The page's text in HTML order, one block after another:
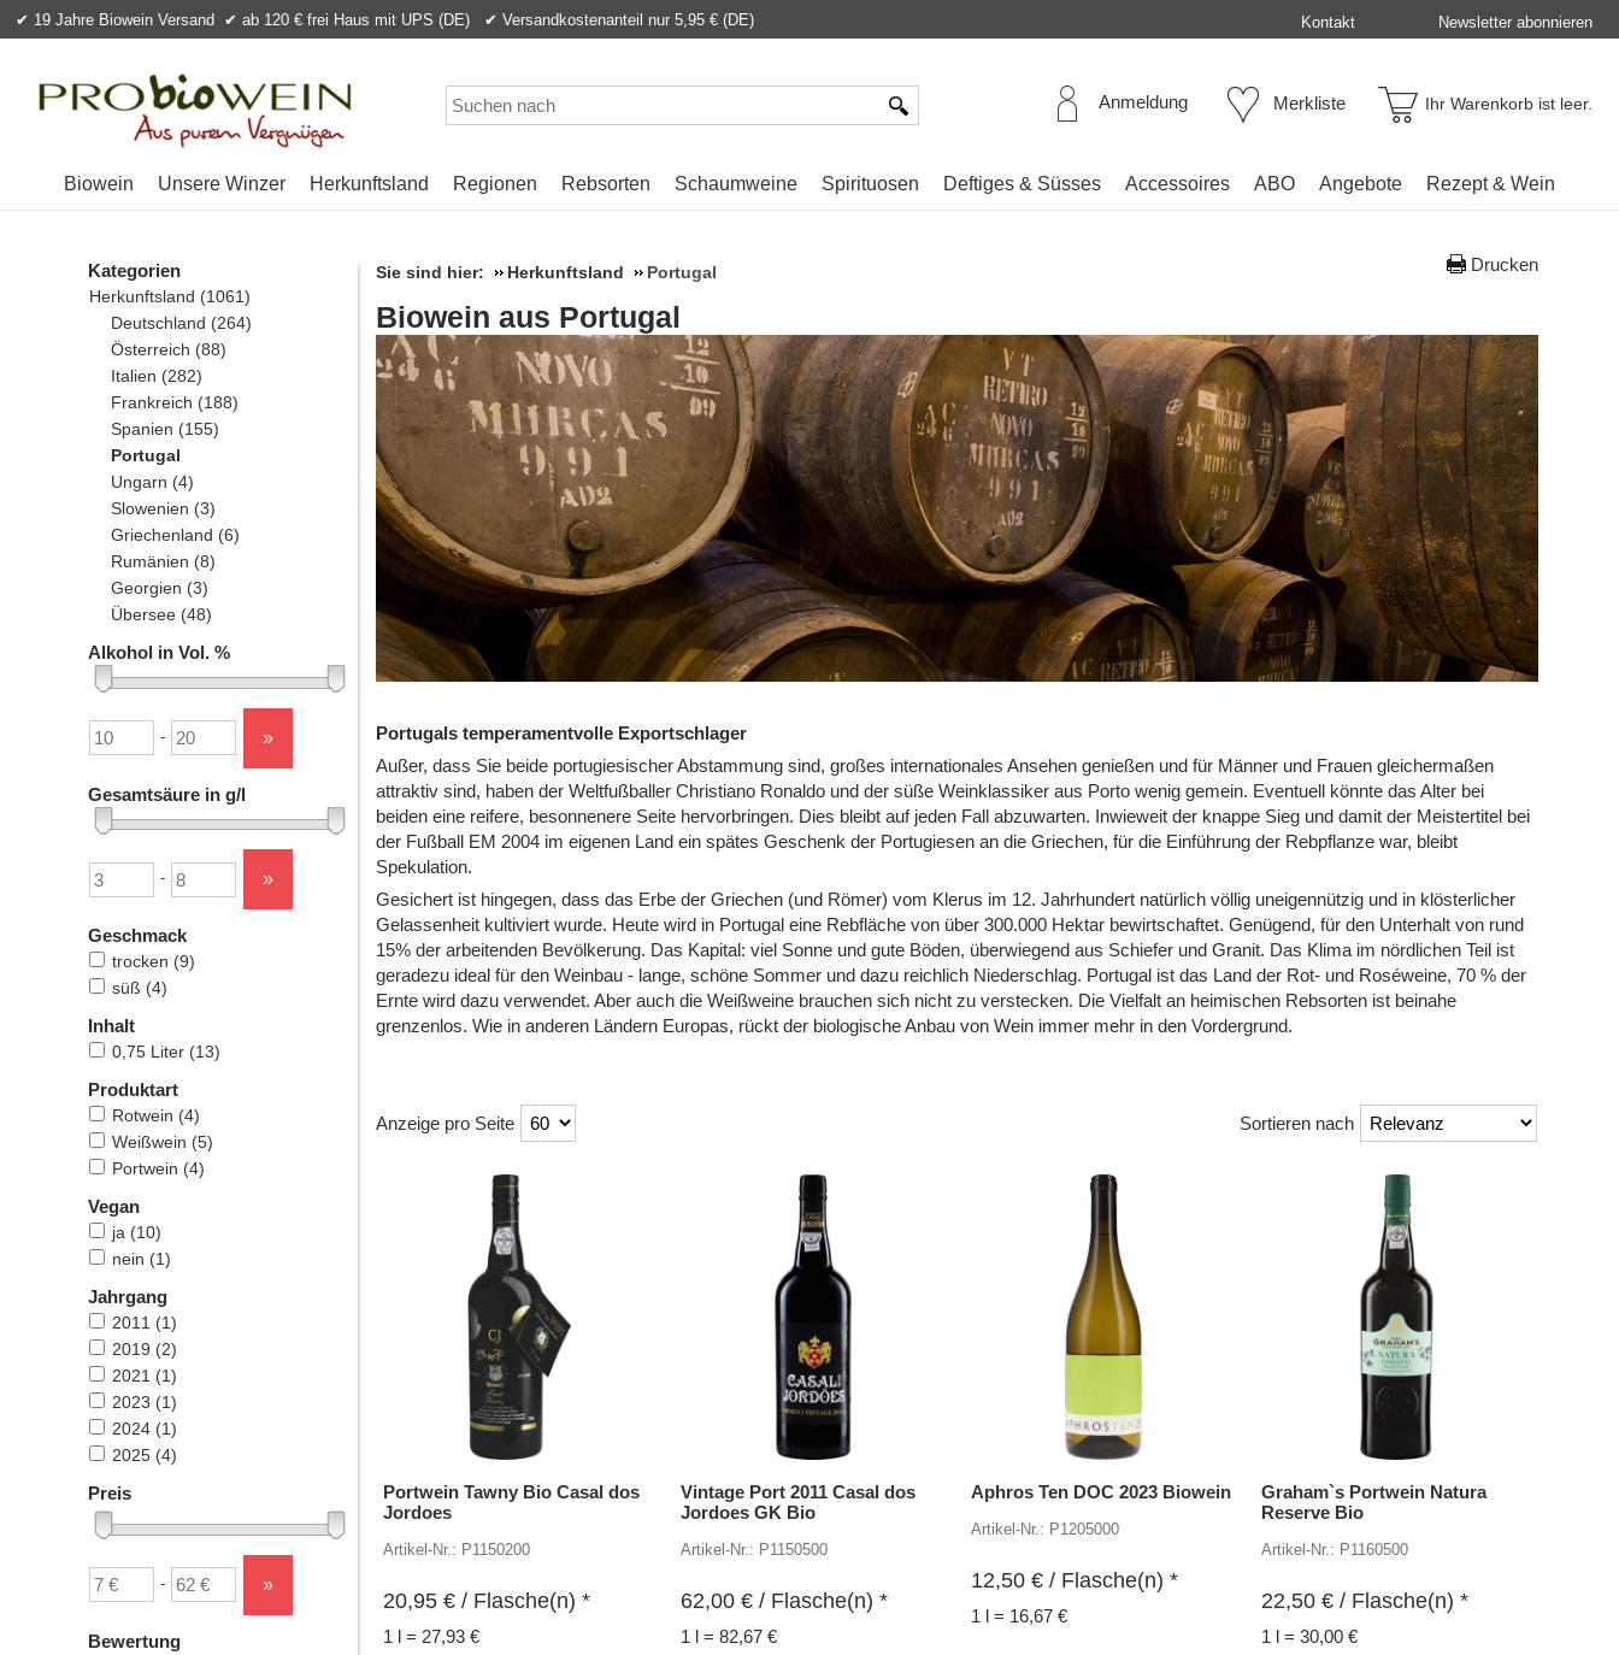
✔ 19 Jahre Biowein Versand ✔ ab 120 € frei Haus mit UPS (DE) ✔ Versandkostenanteil nur 5,95 € (DE) Kontakt Newsletter abonnieren
Anmeldung Merkliste Ihr Warenkorb ist leer.
Biowein Unsere Winzer Herkunftsland Regionen Rebsorten Schaumweine Spirituosen Deftiges & Süsses Accessoires ABO Angebote Rezept & Wein
Kategorien
Herkunftsland (1061)
Deutschland (264)
Österreich (88)
Italien (282)
Frankreich (188)
Spanien (155)
Portugal
Ungarn (4)
Slowenien (3)
Griechenland (6)
Rumänien (8)
Georgien (3)
Übersee (48)
Alkohol in Vol. %
Untergrenze
-
Obergrenze
»
Gesamtsäure in g/l
Untergrenze
-
Obergrenze
»
Geschmack
trocken (9)
süß (4)
Inhalt
0,75 Liter (13)
Produktart
Rotwein (4)
Weißwein (5)
Portwein (4)
Vegan
ja (10)
nein (1)
Jahrgang
2011 (1)
2019 (2)
2021 (1)
2023 (1)
2024 (1)
2025 (4)
Preis
Untergrenze
-
Obergrenze
»
Bewertung
Drucken
Sie sind hier: Herkunftsland Portugal
Biowein aus Portugal
Portugals temperamentvolle Exportschlager
Außer, dass Sie beide portugiesischer Abstammung sind, großes internationales Ansehen genießen und für Männer und Frauen gleichermaßen
attraktiv sind, haben der Weltfußballer Christiano Ronaldo und der süße Weinklassiker aus Porto wenig gemein. Eventuell könnte das Alter bei
beiden eine reifere, besonnenere Seite hervorbringen. Dies bleibt auf jeden Fall abzuwarten. Inwieweit der knappe Sieg und damit der Meistertitel bei
der Fußball EM 2004 im eigenen Land ein spätes Geschenk der Portugiesen an die Griechen, für die Einführung der Rebpflanze war, bleibt
Spekulation.
Gesichert ist hingegen, dass das Erbe der Griechen (und Römer) vom Klerus im 12. Jahrhundert natürlich völlig uneigennützig und in klösterlicher
Gelassenheit kultiviert wurde. Heute wird in Portugal eine Rebfläche von über 300.000 Hektar bewirtschaftet. Genügend, für den Unterhalt von rund
15% der arbeitenden Bevölkerung. Das Kapital: viel Sonne und gute Böden, überwiegend aus Schiefer und Granit. Das Klima im nördlichen Teil ist
geradezu ideal für den Weinbau - lange, schöne Sommer und dazu reichlich Niederschlag. Portugal ist das Land der Rot- und Roséweine, 70 % der
Ernte wird dazu verwendet. Aber auch die Weißweine brauchen sich nicht zu verstecken. Die Vielfalt an heimischen Rebsorten ist beinahe
grenzenlos. Wie in anderen Ländern Europas, rückt der biologische Anbau von Wein immer mehr in den Vordergrund.
Anzeige pro Seite Sortieren nach
Portwein Tawny Bio Casal dos
Jordoes
Artikel-Nr.: P1150200
20,95 € / Flasche(n) *
1 l = 27,93 €
Vintage Port 2011 Casal dos
Jordoes GK Bio
Artikel-Nr.: P1150500
62,00 € / Flasche(n) *
1 l = 82,67 €
Aphros Ten DOC 2023 Biowein
Artikel-Nr.: P1205000
12,50 € / Flasche(n) *
1 l = 16,67 €
Graham`s Portwein Natura
Reserve Bio
Artikel-Nr.: P1160500
22,50 € / Flasche(n) *
1 l = 30,00 €